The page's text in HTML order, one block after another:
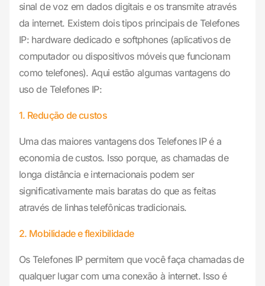
sinal de voz em dados digitais e os transmite através
da internet. Existem dois tipos principais de Telefones
IP: hardware dedicado e softphones (aplicativos de
computador ou dispositivos móveis que funcionam
como telefones). Aqui estão algumas vantagens do
uso de Telefones IP:
1. Redução de custos
Uma das maiores vantagens dos Telefones IP é a
economia de custos. Isso porque, as chamadas de
longa distância e internacionais podem ser
significativamente mais baratas do que as feitas
através de linhas telefônicas tradicionais.
2. Mobilidade e flexibilidade
Os Telefones IP permitem que você faça chamadas de
qualquer lugar com uma conexão à internet. Isso é